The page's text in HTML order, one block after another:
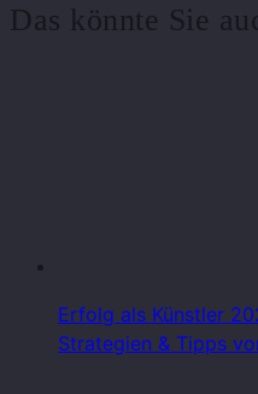
Das könnte Sie
Erfolg als Künstler
Strategien & Tipps